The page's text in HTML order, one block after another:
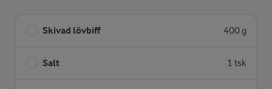
Skivad lövbiff 400 g
Salt 1 tsk